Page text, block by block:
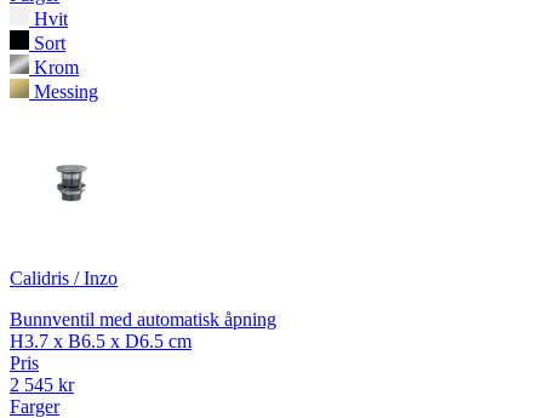
Hvit
Sort
Krom
Messing
Calidris / Inzo
Bunnventil med automatisk åpning
H3.7 x B6.5 x D6.5 cm
Pris
2 545 kr
Farger